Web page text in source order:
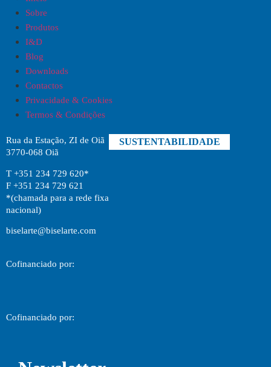
Sobre
Produtos
I&D
Blog
Downloads
Contactos
Privacidade & Cookies
Termos & Condições
Rua da Estação, ZI de Oiã
3770-068 Oiã
T +351 234 729 620*
F +351 234 729 621
*(chamada para a rede fixa
nacional)
biselarte@biselarte.com
SUSTENTABILIDADE
Cofinanciado por:
Cofinanciado por: